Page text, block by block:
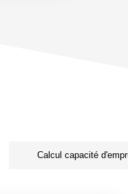
Calcul capacité